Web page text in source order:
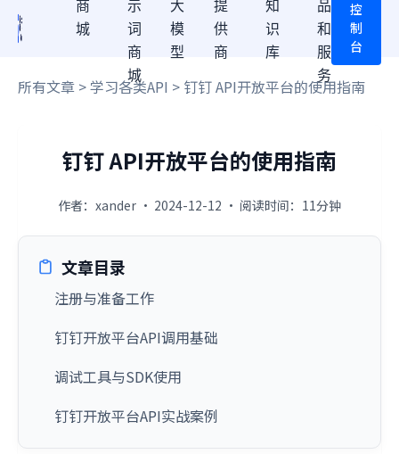
商
城
示
词
商
城
大
模
型
提
供
商
知
识
库
品
和
服
务
控
制
台
所有文章 >学习各类API > 钉钉 API开放平台的使用指南
钉钉 API开放平台的使用指南
作者：xander · 2024-12-12 · 阅读时间：11分钟
文章目录
注册与准备工作
钉钉开放平台API调用基础
调试工具与SDK使用
钉钉开放平台API实战案例